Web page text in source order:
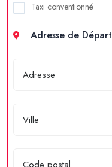
Taxi conventionné
Adresse de Départ